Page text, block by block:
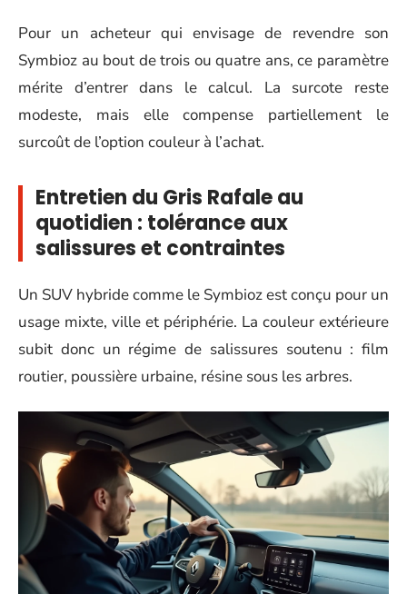
Pour un acheteur qui envisage de revendre son
Symbioz au bout de trois ou quatre ans, ce paramètre
mérite d’entrer dans le calcul. La surcote reste
modeste, mais elle compense partiellement le
surcoût de l’option couleur à l’achat.
Entretien du Gris Rafale au
quotidien : tolérance aux
salissures et contraintes
Un SUV hybride comme le Symbioz est conçu pour un
usage mixte, ville et périphérie. La couleur extérieure
subit donc un régime de salissures soutenu : film
routier, poussière urbaine, résine sous les arbres.